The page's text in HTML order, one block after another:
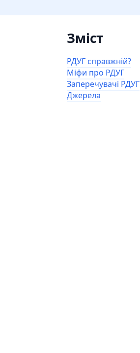
Зміст
РДУГ справжній?
Міфи про РДУГ
Заперечувачі РДУГ
Джерела